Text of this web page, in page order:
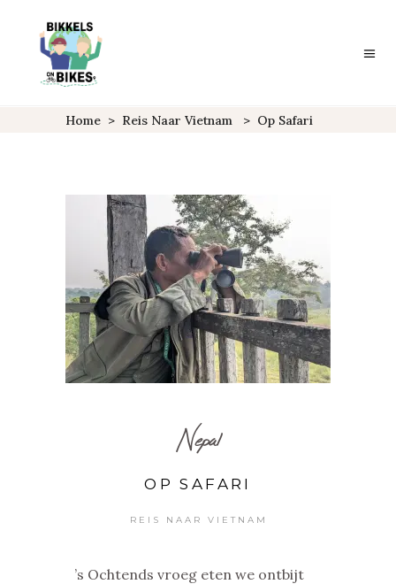
Home > Reis Naar Vietnam > Op Safari
Nepal
OP SAFARI
REIS NAAR VIETNAM
’s Ochtends vroeg eten we ontbijt